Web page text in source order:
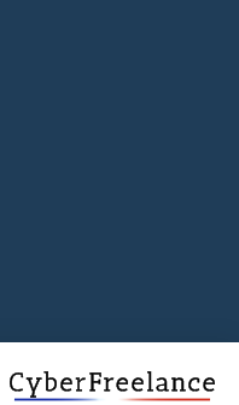
rester informé des